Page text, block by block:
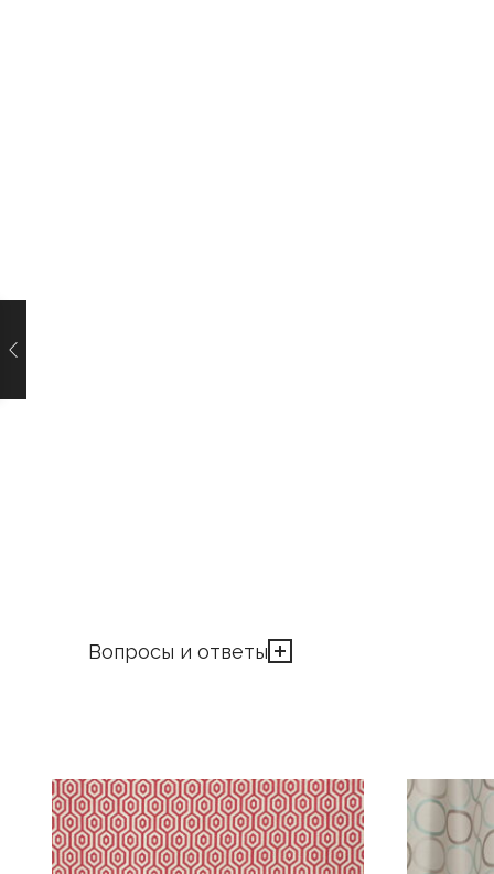
Вопросы и ответы